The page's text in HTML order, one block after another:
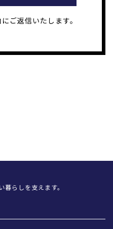
ご返信いたします。
らしを支えます。